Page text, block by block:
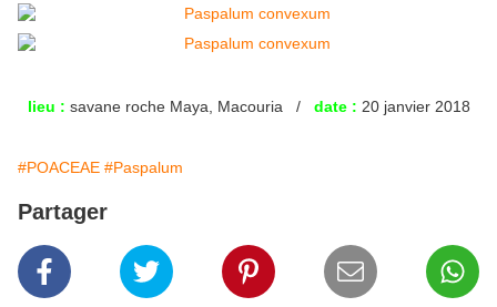
lieu : savane roche Maya, Macouria / date : 20 janvier 2018
#POACEAE #Paspalum
Partager